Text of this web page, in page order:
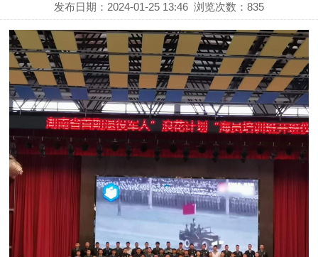
发布日期：2024-01-25 13:46 浏览次数：835